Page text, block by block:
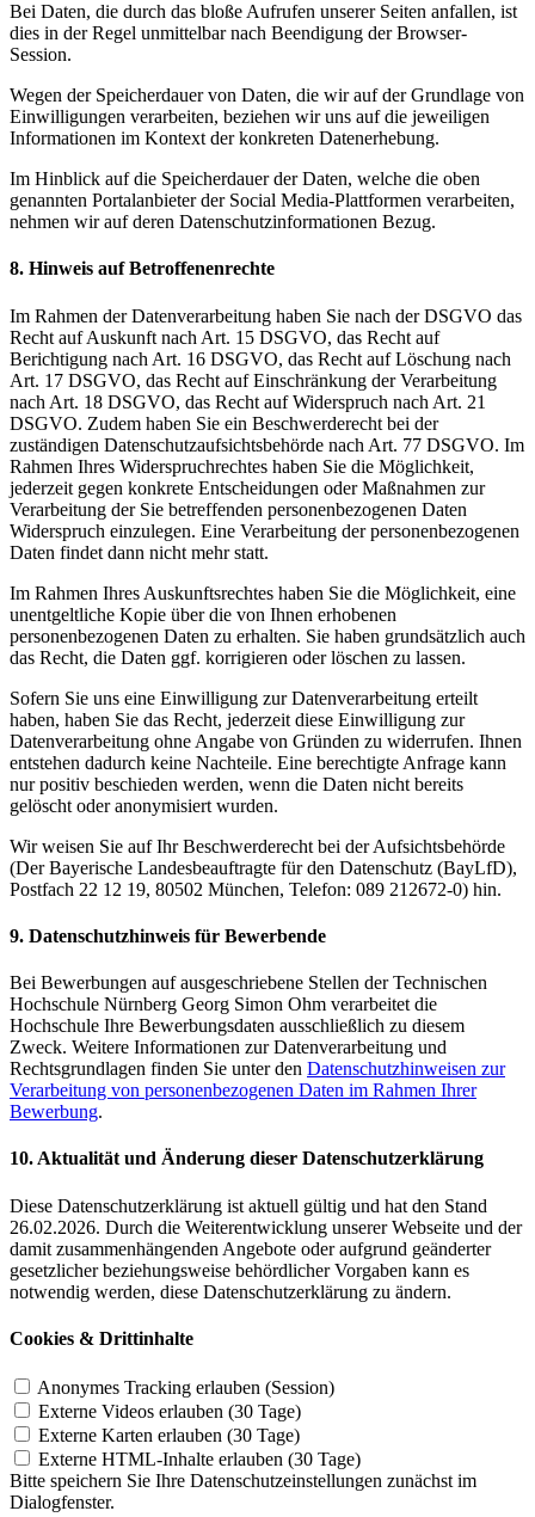
Bei Daten, die durch das bloße Aufrufen unserer Seiten anfallen, ist
dies in der Regel unmittelbar nach Beendigung der Browser-
Session.
Wegen der Speicherdauer von Daten, die wir auf der Grundlage von
Einwilligungen verarbeiten, beziehen wir uns auf die jeweiligen
Informationen im Kontext der konkreten Datenerhebung.
Im Hinblick auf die Speicherdauer der Daten, welche die oben
genannten Portalanbieter der Social Media-Plattformen verarbeiten,
nehmen wir auf deren Datenschutzinformationen Bezug.
8. Hinweis auf Betroffenenrechte
Im Rahmen der Datenverarbeitung haben Sie nach der DSGVO das
Recht auf Auskunft nach Art. 15 DSGVO, das Recht auf
Berichtigung nach Art. 16 DSGVO, das Recht auf Löschung nach
Art. 17 DSGVO, das Recht auf Einschränkung der Verarbeitung
nach Art. 18 DSGVO, das Recht auf Widerspruch nach Art. 21
DSGVO. Zudem haben Sie ein Beschwerderecht bei der
zuständigen Datenschutzaufsichtsbehörde nach Art. 77 DSGVO. Im
Rahmen Ihres Widerspruchrechtes haben Sie die Möglichkeit,
jederzeit gegen konkrete Entscheidungen oder Maßnahmen zur
Verarbeitung der Sie betreffenden personenbezogenen Daten
Widerspruch einzulegen. Eine Verarbeitung der personenbezogenen
Daten findet dann nicht mehr statt.
Im Rahmen Ihres Auskunftsrechtes haben Sie die Möglichkeit, eine
unentgeltliche Kopie über die von Ihnen erhobenen
personenbezogenen Daten zu erhalten. Sie haben grundsätzlich auch
das Recht, die Daten ggf. korrigieren oder löschen zu lassen.
Sofern Sie uns eine Einwilligung zur Datenverarbeitung erteilt
haben, haben Sie das Recht, jederzeit diese Einwilligung zur
Datenverarbeitung ohne Angabe von Gründen zu widerrufen. Ihnen
entstehen dadurch keine Nachteile. Eine berechtigte Anfrage kann
nur positiv beschieden werden, wenn die Daten nicht bereits
gelöscht oder anonymisiert wurden.
Wir weisen Sie auf Ihr Beschwerderecht bei der Aufsichtsbehörde
(Der Bayerische Landesbeauftragte für den Datenschutz (BayLfD),
Postfach 22 12 19, 80502 München, Telefon: 089 212672-0) hin.
9. Datenschutzhinweis für Bewerbende
Bei Bewerbungen auf ausgeschriebene Stellen der Technischen
Hochschule Nürnberg Georg Simon Ohm verarbeitet die
Hochschule Ihre Bewerbungsdaten ausschließlich zu diesem
Zweck. Weitere Informationen zur Datenverarbeitung und
Rechtsgrundlagen finden Sie unter den Datenschutzhinweisen zur
Verarbeitung von personenbezogenen Daten im Rahmen Ihrer
Bewerbung.
10. Aktualität und Änderung dieser Datenschutzerklärung
Diese Datenschutzerklärung ist aktuell gültig und hat den Stand
26.02.2026. Durch die Weiterentwicklung unserer Webseite und der
damit zusammenhängenden Angebote oder aufgrund geänderter
gesetzlicher beziehungsweise behördlicher Vorgaben kann es
notwendig werden, diese Datenschutzerklärung zu ändern.
Cookies & Drittinhalte
Anonymes Tracking erlauben (Session)
Externe Videos erlauben (30 Tage)
Externe Karten erlauben (30 Tage)
Externe HTML-Inhalte erlauben (30 Tage)
Bitte speichern Sie Ihre Datenschutzeinstellungen zunächst im
Dialogfenster.